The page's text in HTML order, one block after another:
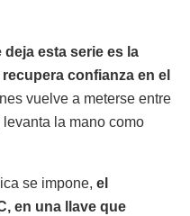
deja esta serie es la
confianza en el
vuelve a meterse entre
levanta la mano como
se impone, el
en una llave que